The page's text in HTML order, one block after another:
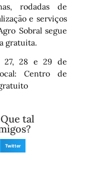
rodadas de
e serviços
Sobral segue
gratuita.
27, 28 e 29 de
Centro de
tal
Twitter